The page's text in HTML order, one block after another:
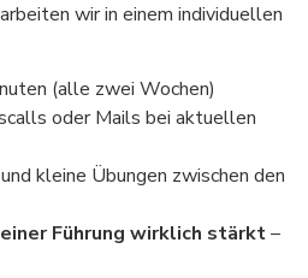
wir in einem individuellen
(alle zwei Wochen)
oder Mails bei aktuellen
kleine Übungen zwischen den
Führung wirklich stärkt–